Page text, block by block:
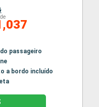
passageiro
a bordo incluído